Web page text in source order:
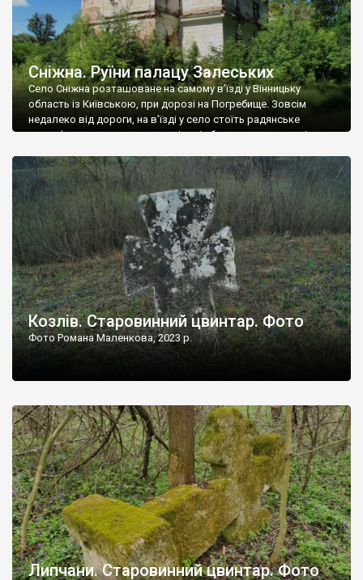
Сніжна. Руїни палацу Залеських
Село Сніжна розташоване на самому в’їзді у Вінницьку
область із Київською, при дорозі на Погребище. Зовсім
недалеко від дороги, на в’їзді у село стоїть радянське
рельєфне пано, яке показує жінку і яблуню, а трохи далі, десь
не видно, але видно дві стареньких колії у траві – […]
Козлів. Старовинний цвинтар. Фото
Фото Романа Маленкова, 2023 р.
Липчани. Старовинний цвинтар. Фото